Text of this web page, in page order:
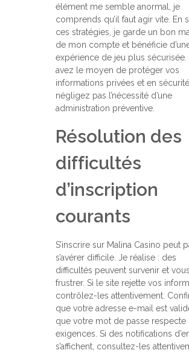
élément me semble anormal, je
comprends qu’il faut agir vite. En
ces stratégies, je garde un bon
de mon compte et bénéficie
expérience de jeu plus sécurisée.
avez le moyen de protéger vos
informations privées et en
négligez pas l’nécessité d’une
administration préventive.
Résolution des
difficultés
d’inscription
courants
S’inscrire sur Malina Casino peut
s’avérer difficile. Je réalise : des
difficultés peuvent survenir et vous
frustrer. Si le site rejette vos
contrôlez-les attentivement.
que votre adresse e-mail est
que votre mot de passe respecte
exigences. Si des notifications
s’affichent, consultez-les